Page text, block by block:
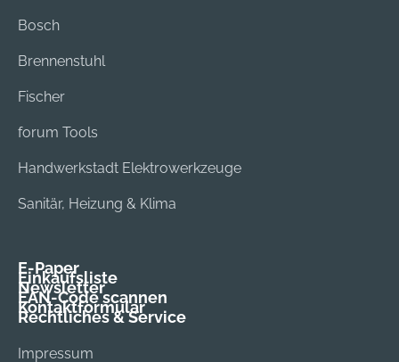
Bosch
Brennenstuhl
Fischer
forum Tools
Handwerkstadt Elektrowerkzeuge
Sanitär, Heizung & Klima
E-Paper
Einkaufsliste
Newsletter
EAN-Code scannen
Kontaktformular
Rechtliches & Service
Impressum